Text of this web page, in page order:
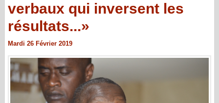
verbaux qui inversent les
résultats...»
Mardi 26 Février 2019